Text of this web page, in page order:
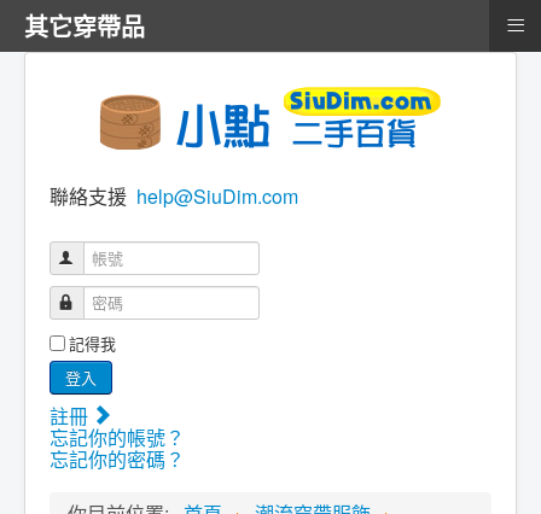
聯絡支援 help@SiuDim.com
帳號
密碼
記得我
登入
註冊
忘記你的帳號？
忘記你的密碼？
其它穿帶品 ≡